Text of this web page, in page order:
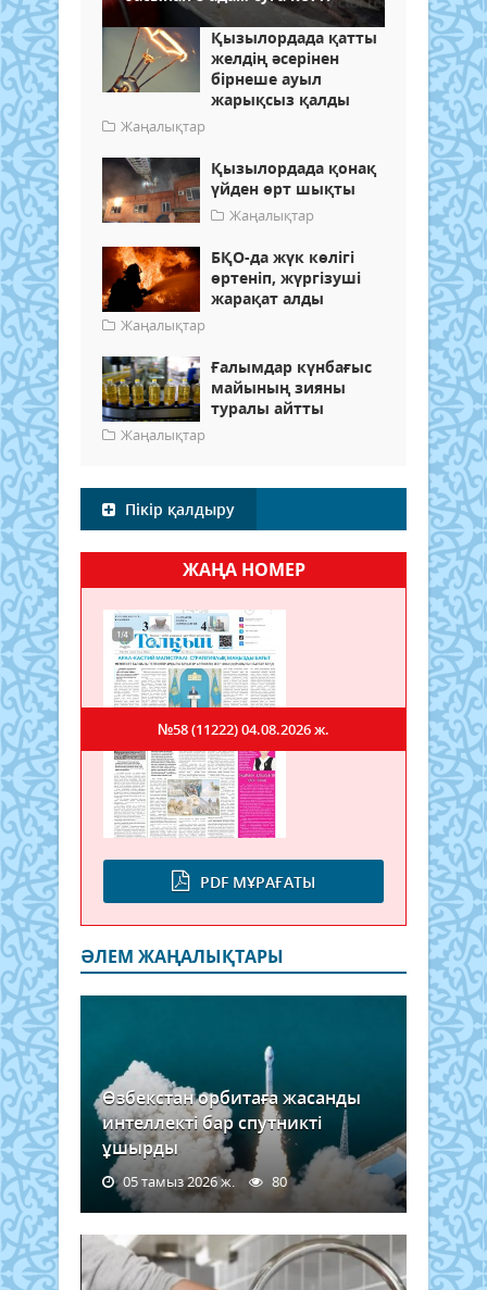
Қызылордада қатты
желдің әсерінен
бірнеше ауыл
жарықсыз қалды
Жаңалықтар
Қызылордада қонақ
үйден өрт шықты
Жаңалықтар
БҚО-да жүк көлігі
өртеніп, жүргізуші
жарақат алды
Жаңалықтар
Ғалымдар күнбағыс
майының зияны
туралы айтты
Жаңалықтар
Пікір қалдыру
ЖАҢА НОМЕР
PDF МҰРАҒАТЫ
№58 (11222)04.08.2026 ж.
ӘЛЕМ ЖАҢАЛЫҚТАРЫ
Өзбекстан орбитаға жасанды
интеллекті бар спутникті
ұшырды
05 тамыз 2026 ж. 80